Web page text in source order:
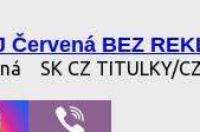
Červená BEZ
SK CZ TITULKY/